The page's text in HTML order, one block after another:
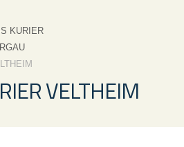
KURIER
VELTHEIM